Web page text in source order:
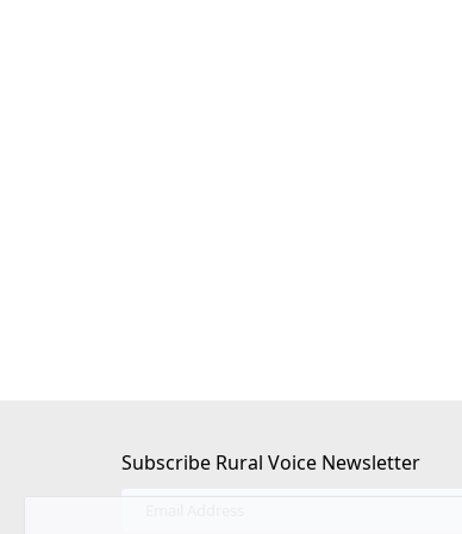
Subscribe Rural Voice Newsletter